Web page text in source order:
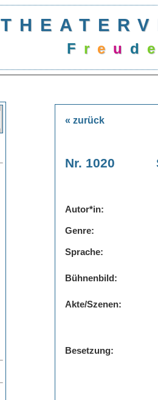
F r e u d e
« zurück
Nr. 1020
Autor*in:
Genre:
Sprache:
Bühnenbild:
Akte/Szenen:
Besetzung: